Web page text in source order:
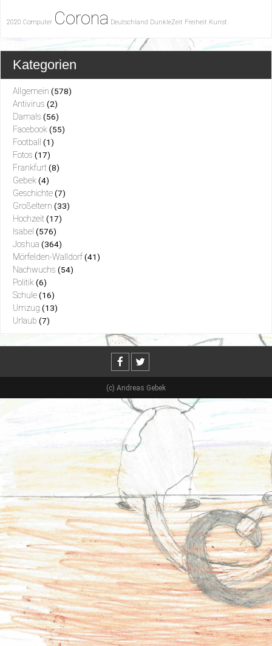
2020 Computer Corona Deutschland DunkleZeit Freiheit Kunst
Kategorien
Allgemein (578)
Antivirus (2)
Damals (56)
Facebook (55)
Football (1)
Fotos (17)
Frankfurt (8)
Gebek (4)
Geschichte (7)
Großeltern (33)
Hochzeit (17)
Isabel (576)
Joshua (364)
Mörfelden-Walldorf (41)
Nachwuchs (54)
Politik (6)
Schule (16)
Umzug (13)
Urlaub (7)
(c) Andreas Gebek